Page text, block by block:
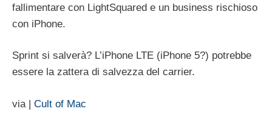
fallimentare con LightSquared e un business rischioso
con iPhone.
Sprint si salverà? L’iPhone LTE (iPhone 5?) potrebbe
essere la zattera di salvezza del carrier.
via | Cult of Mac